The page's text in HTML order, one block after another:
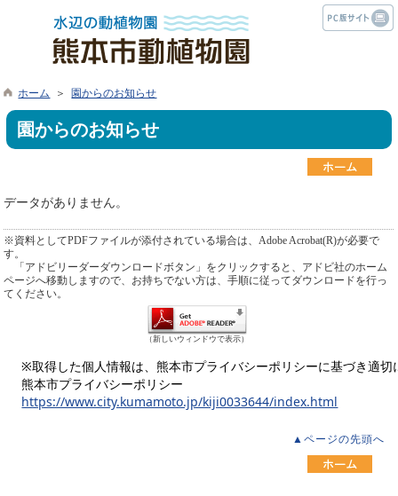
ホーム ＞ 園からのお知らせ
園からのお知らせ
データがありません。
※資料としてPDFファイルが添付されている場合は、Adobe Acrobat(R)が必要で
す。
「アドビリーダーダウンロードボタン」をクリックすると、アドビ社のホーム
ページへ移動しますので、お持ちでない方は、手順に従ってダウンロードを行っ
てください。
（新しいウィンドウで表示）
※取得した個人情報は、熊本市プライバシーポリシーに基づき適切
熊本市プライバシーポリシー
https://www.city.kumamoto.jp/kiji0033644/index.html
▲ページの先頭へ